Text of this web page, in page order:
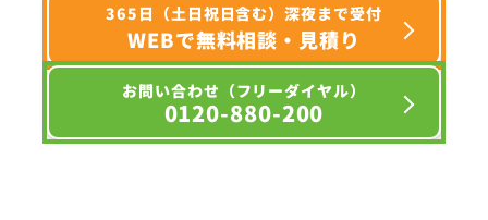
365日（土日祝日含む）深夜まで受付
WEBで無料相談・見積り
お問い合わせ（フリーダイヤル）
0120-880-200